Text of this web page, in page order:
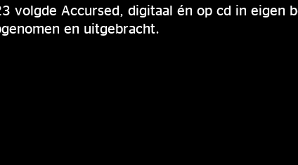
volgde Accursed, digitaal én op cd in eigen
en uitgebracht.